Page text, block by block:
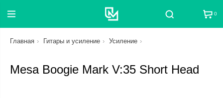
Поиск 0
Главная Гитары и усиление Усиление
Mesa Boogie Mark V:35 Short Head